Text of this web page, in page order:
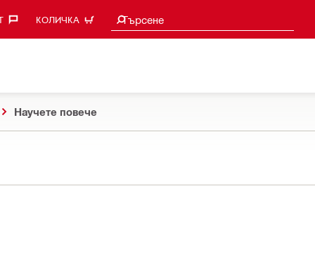
КОЛИЧКА Търсене
Търси предложения
Научете повече